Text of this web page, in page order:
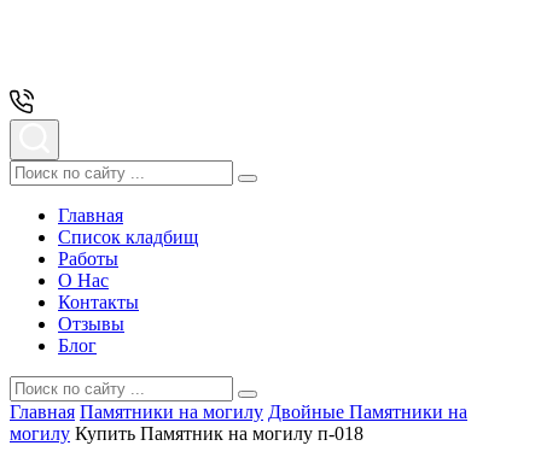
Главная
Список кладбищ
Работы
О Нас
Контакты
Отзывы
Блог
Главная Памятники на могилу Двойные Памятники на
могилу Купить Памятник на могилу п-018